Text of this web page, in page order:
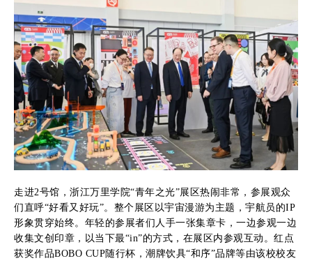
走进2号馆，浙江万里学院“青年之光”展区热闹非常，参展观众
们直呼“好看又好玩”。整个展区以宇宙漫游为主题，宇航员的IP
形象贯穿始终。年轻的参展者们人手一张集章卡，一边参观一边
收集文创印章，以当下最“in”的方式，在展区内参观互动。红点
获奖作品BOBO CUP随行杯，潮牌饮具“和序”品牌等由该校校友